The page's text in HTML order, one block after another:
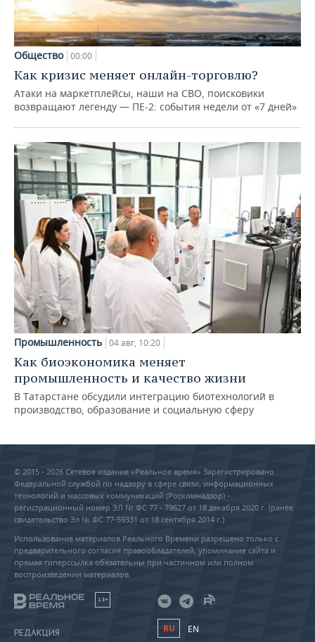
Общество 00:00
Как кризис меняет онлайн-торговлю?
Атаки на маркетплейсы, наши на СВО, поисковики
возвращают легенду — ПЕ-2: события недели от «7 дней»
Промышленность 04 авг, 10:20
Как биоэкономика меняет
промышленность и качество жизни
В Татарстане обсудили интеграцию биотехнологий в
производство, образование и социальную сферу
© 2015 - 2026 Сетевое издание «Реальное время» Зарегистрировано
Федеральной службой по надзору в сфере связи, информационных
технологий и массовых коммуникаций (Роскомнадзор) –
регистрационный номер ЭЛ № ФС 77 - 79627 от 18 декабря 2020 г. (ранее
свидетельство Эл № ФС 77-59331 от 18 сентября 2014 г.)
Использование материалов Реального Времени разрешено только с
предварительного согласия правообладателей, упоминание сайта и
прямая гиперссылка обязательны при частичном или полном
воспроизведении материалов.
18+
РЕДАКЦИЯ RU EN